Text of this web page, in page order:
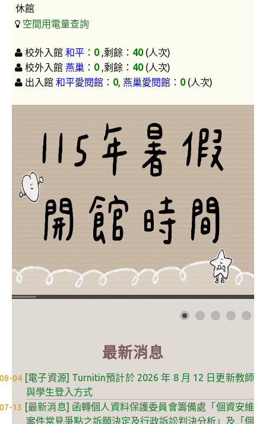
AI 應用/檢測工具
Google Workspace教育版
Microsoft 365 教育版
掠奪性期刊查詢
論文系統
EndNote 書目管理
Turnitin 原創比對
Wass國家圖書館學位論文相似檢測輔助系統
自學服務
智慧管理
I locker 智慧置物櫃
休館
空間用電量查詢
校外入館 和平： 0 ,剩餘： 40(人次)
校外入館 燕巢： 0 ,剩餘： 40(人次)
出入館 和平愛閱館： 0, 燕巢愛閱館： 0(人次)
最新消息
04 [電子資源] Turnitin預計於 2026 年 8 月 12 日更新教師
與學生登入方式
13 [最新消息] 函轉個人資料保護委員會籌備處「個資安維
案件常見爭點之訴願決定及行政訴訟判決分析」及「個